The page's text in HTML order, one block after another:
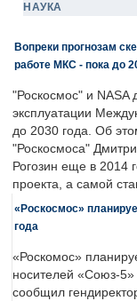
НАУКА
Вопреки прогнозам
работе МКС - пока до
"Роскосмос" и NASA
эксплуатации
до 2030 года. Об
"Роскосмоса"
Рогозин еще в 2014
проекта, а самой
«Роскосмос»
года
«Роскомос»
носителей «Союз-5»
сообщил